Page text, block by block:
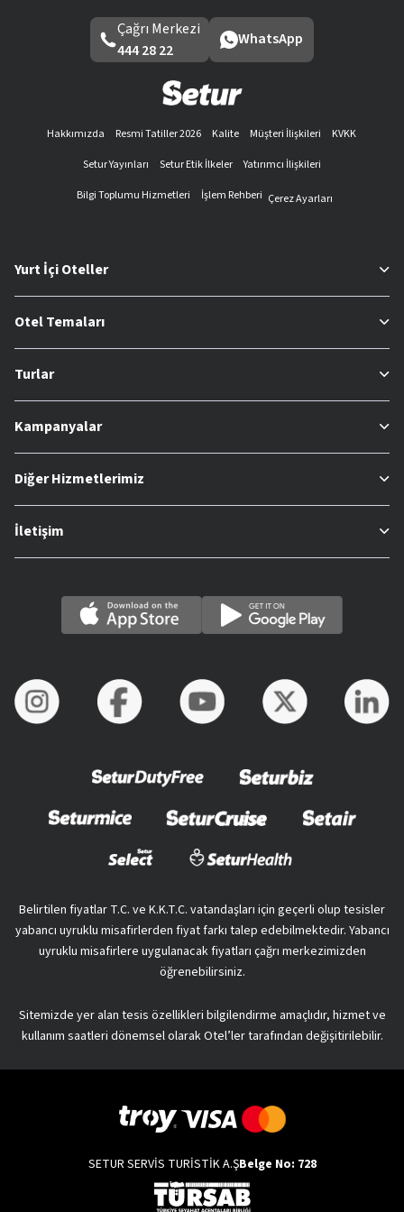
Çağrı Merkezi
444 28 22
WhatsApp
Hakkımızda Resmi Tatiller 2026 Kalite Müşteri İlişkileri
KVKK
Setur Yayınları
Setur Etik İlkeler
Yatırımcı İlişkileri
Bilgi Toplumu Hizmetleri
İşlem Rehberi Çerez Ayarları
Yurt İçi Oteller
Otel Temaları
Turlar
Kampanyalar
Diğer Hizmetlerimiz
İletişim
Belirtilen fiyatlar T.C. ve K.K.T.C. vatandaşları için geçerli olup tesisler
yabancı uyruklu misafirlerden fiyat farkı talep edebilmektedir. Yabancı
uyruklu misafirlere uygulanacak fiyatları çağrı merkezimizden
öğrenebilirsiniz.
Sitemizde yer alan tesis özellikleri bilgilendirme amaçlıdır, hizmet ve
kullanım saatleri dönemsel olarak Otel’ler tarafından değişitirilebilir.
SETUR SERVİS TURİSTİK A.ŞBelge No: 728